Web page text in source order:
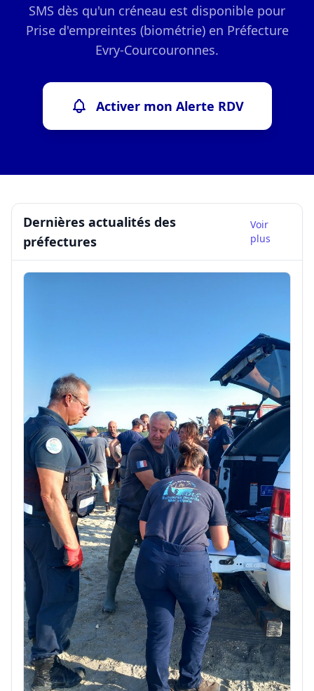
SMS dès qu'un créneau est disponible pour
Prise d'empreintes (biométrie) en Préfecture
Evry-Courcouronnes.
Activer mon Alerte RDV
Dernières actualités des
préfectures
Voir
plus